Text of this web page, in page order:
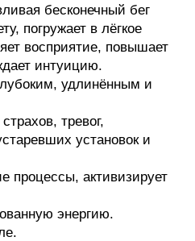
бесконечный бег
погружает в лёгкое
восприятие, повышает
интуицию.
удлинённым и
тревог,
установок и
процессы, активизирует
энергию.